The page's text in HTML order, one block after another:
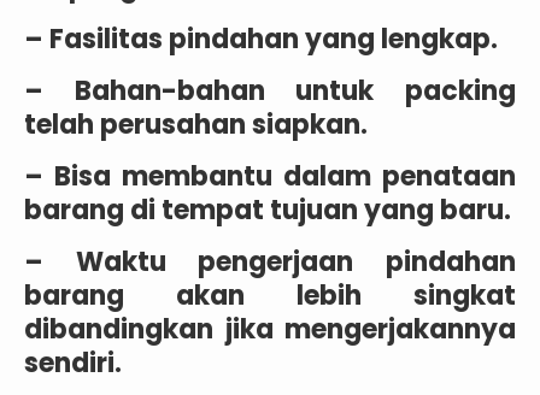
– Fasilitas pindahan yang lengkap.
– Bahan-bahan untuk packing
telah perusahan siapkan.
– Bisa membantu dalam penataan
barang di tempat tujuan yang baru.
– Waktu pengerjaan pindahan
barang akan lebih singkat
dibandingkan jika mengerjakannya
sendiri.